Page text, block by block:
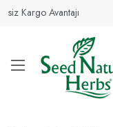
Avantajı